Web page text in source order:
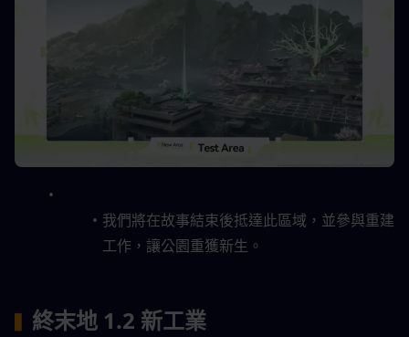
我們將在故事結束後抵達此區域，並參與重建
工作，讓公園重獲新生。
終末地 1.2 新工業